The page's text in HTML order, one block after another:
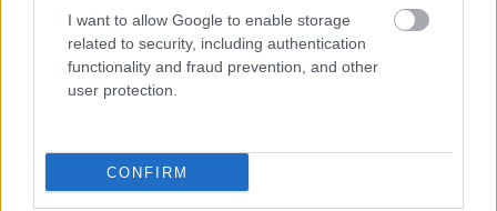
I want to allow Google to enable storage
related to security, including authentication
functionality and fraud prevention, and other
user protection.
CONFIRM
értelmében felhasználói tartalomnak
szolgáltatás technikai
üzemeltetője semmilyen felelősséget
nem vállal, azokat nem ellenőrzi. Kifogás esetén forduljon a blog szerkesztőjéhez.
Felhasználási feltételekben adatvédelmi tájékoztatóban